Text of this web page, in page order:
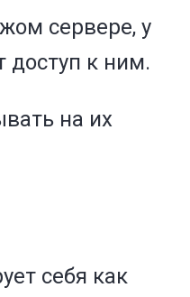
сервере, у
доступ к ним.
на их
себя как